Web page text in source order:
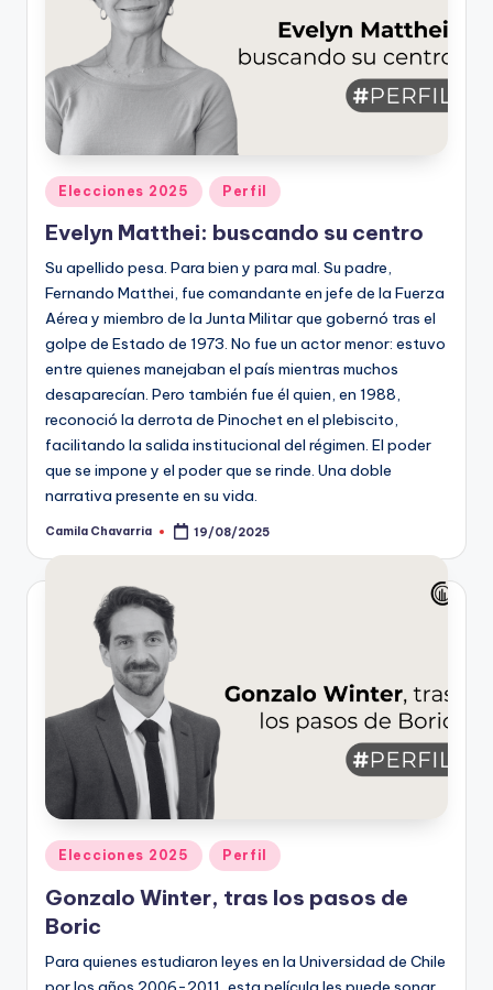
Publicado
en
Elecciones 2025 Perfil
Evelyn Matthei: buscando su centro
Su apellido pesa. Para bien y para mal. Su padre,
Fernando Matthei, fue comandante en jefe de la Fuerza
Aérea y miembro de la Junta Militar que gobernó tras el
golpe de Estado de 1973. No fue un actor menor: estuvo
entre quienes manejaban el país mientras muchos
desaparecían. Pero también fue él quien, en 1988,
reconoció la derrota de Pinochet en el plebiscito,
facilitando la salida institucional del régimen. El poder
que se impone y el poder que se rinde. Una doble
narrativa presente en su vida.
Publicado
Camila Chavarria 19/08/2025
Publicado
en
Elecciones 2025 Perfil
Gonzalo Winter, tras los pasos de
Boric
Para quienes estudiaron leyes en la Universidad de Chile